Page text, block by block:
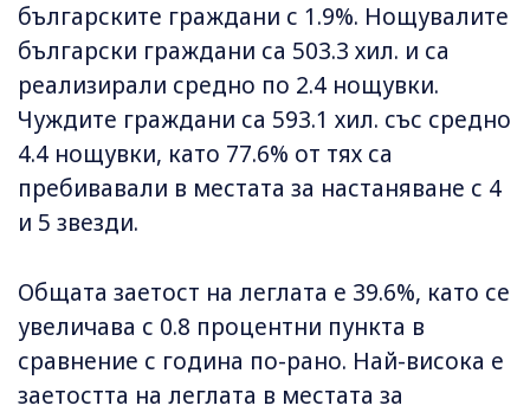
българските граждани с 1.9%. Нощувалите
български граждани са 503.3 хил. и са
реализирали средно по 2.4 нощувки.
Чуждите граждани са 593.1 хил. със средно
4.4 нощувки, като 77.6% от тях са
пребивавали в местата за настаняване с 4
и 5 звезди.
Общата заетост на леглата е 39.6%, като се
увеличава с 0.8 процентни пункта в
сравнение с година по-рано. Най-висока е
заетостта на леглата в местата за